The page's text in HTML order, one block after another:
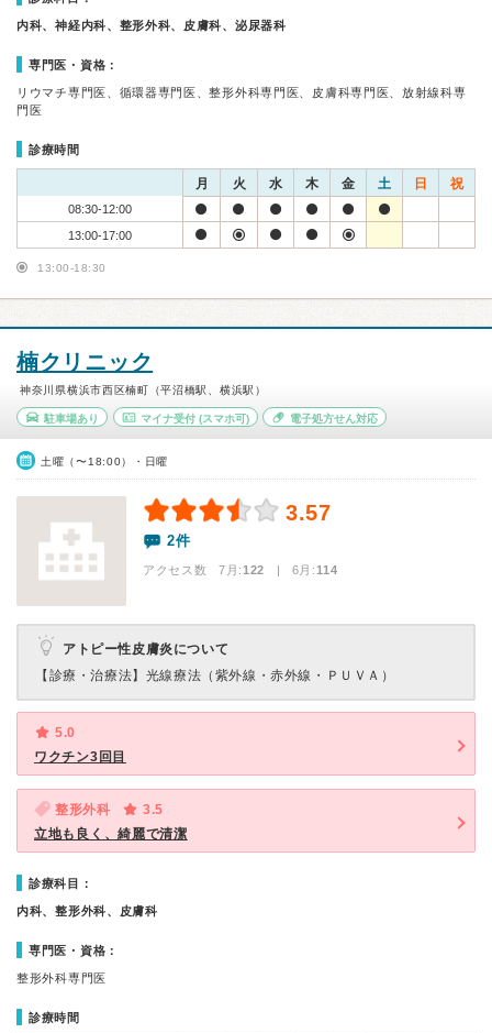
内科、神経内科、整形外科、皮膚科、泌尿器科
専門医・資格：
リウマチ専門医、循環器専門医、整形外科専門医、皮膚科専門医、放射線科専
門医
診療時間
月 火 水 木 金 土 日 祝
08:30-12:00
13:00-17:00
13:00-18:30
楠クリニック
神奈川県横浜市西区楠町（平沼橋駅、横浜駅）
駐車場あり マイナ受付(スマホ可) 電子処方せん対応
土曜（〜18:00）・日曜
3.57
2件
アクセス数 7月:122 | 6月:114
アトピー性皮膚炎について
【診療・治療法】 光線療法（紫外線・赤外線・ＰＵＶＡ）
5.0
ワクチン3回目
整形外科
3.5
立地も良く、綺麗で清潔
診療科目：
内科、整形外科、皮膚科
専門医・資格：
整形外科専門医
診療時間